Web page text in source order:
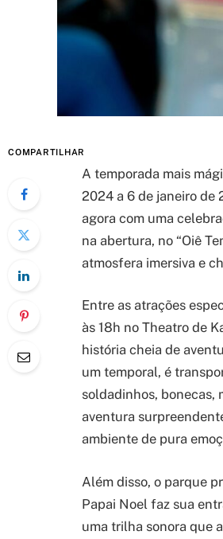
COMPARTILHAR
A temporada mais
2024 a 6 de janeiro de
agora com uma
na abertura, no “Oiê
atmosfera imersiva e
Entre as atrações
às 18h no Theatro de
história cheia de
um temporal, é
soldadinhos, bonecas,
aventura
ambiente de pura
Além disso, o parque
Papai Noel faz sua
uma trilha sonora que